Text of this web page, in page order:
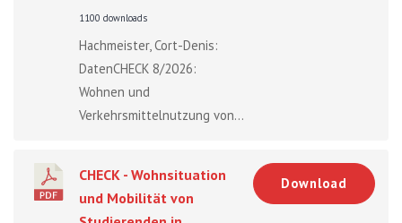
1100 downloads
Hachmeister, Cort-Denis:
DatenCHECK 8/2026:
Wohnen und
Verkehrsmittelnutzung von...
CHECK - Wohnsituation
und Mobilität von
Download